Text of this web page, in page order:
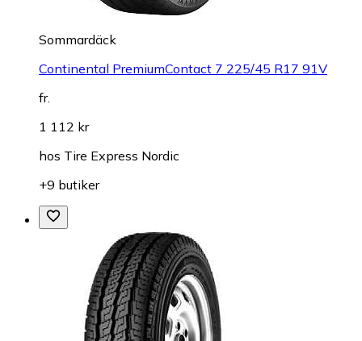
Sommardäck
Continental PremiumContact 7 225/45 R17 91V
fr.
1 112 kr
hos Tire Express Nordic
+9 butiker